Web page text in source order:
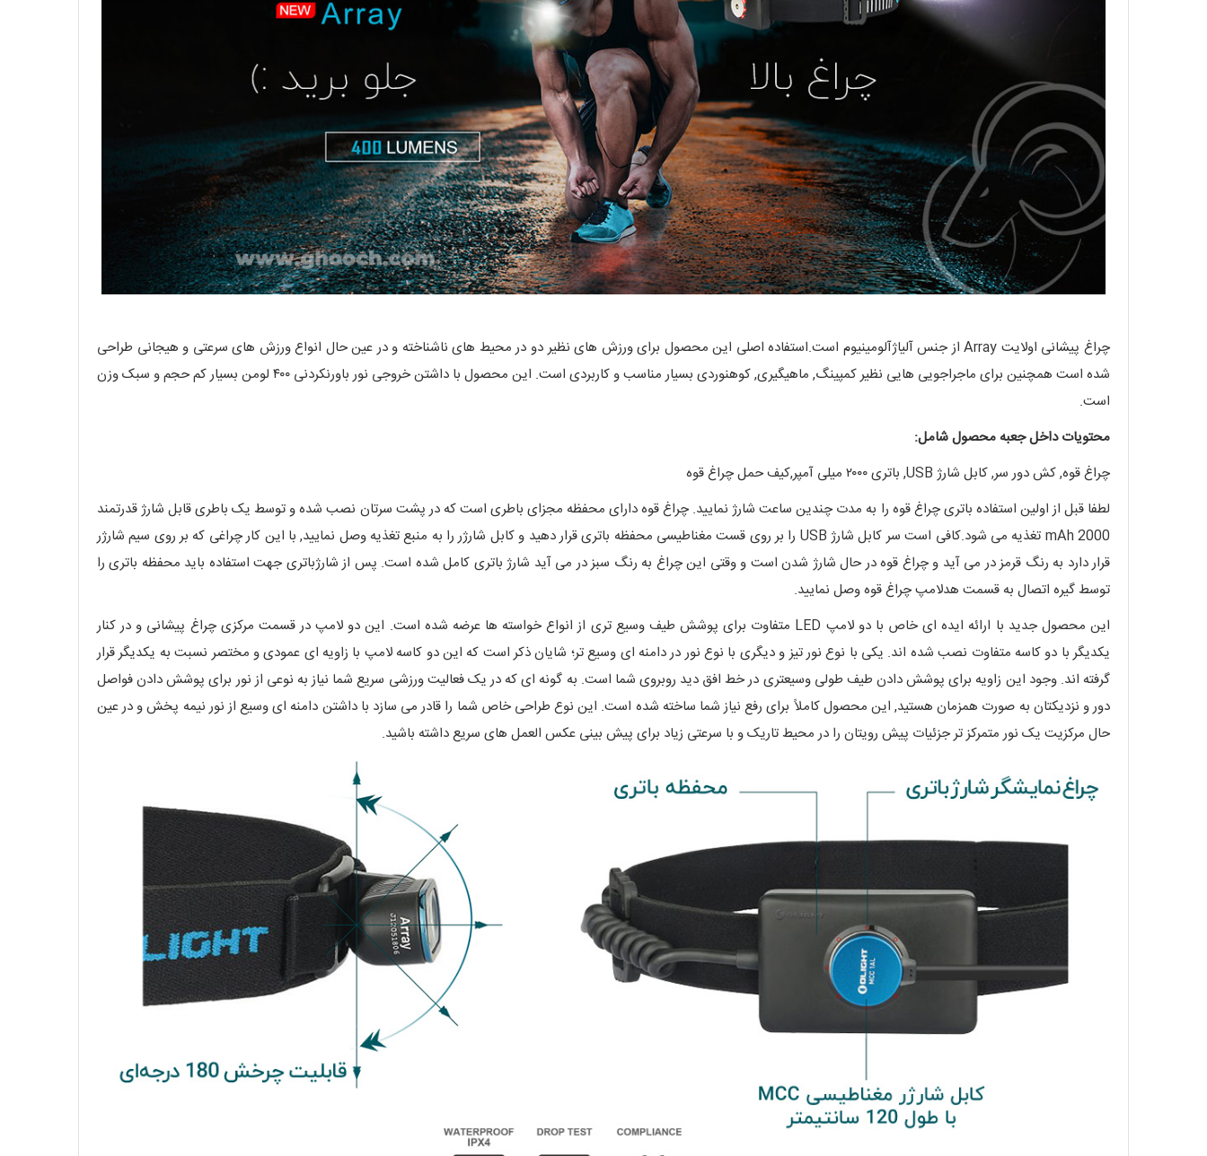
چراغ پیشانی اولایت Array از جنس آلیاژ‌آلومینیوم است.استفاده اصلی این محصول برای ورزش های نظیر دو در محیط های ناشناخته و در عین حال انواع ورزش های سرعتی و هیجانی طراحی
شده است همچنین برای ماجراجویی هایی نظیر کمپینگ, ماهیگیری, کوهنوردی بسیار مناسب و کاربردی است. این محصول با داشتن خروجی نور باورنکردنی ۴۰۰ لومن بسیار کم حجم و سبک وزن
است.
محتویات داخل جعبه محصول شامل:
چراغ قوه, کش دور سر, کابل شارژ USB, باتری ۲۰۰۰ میلی آمپر,کیف حمل چراغ قوه
لطفا قبل از اولین استفاده باتری چراغ قوه را به مدت چندین ساعت شارژ‌ نمایید. چراغ قوه دارای محفظه مجزای باطری است که در پشت سرتان نصب شده و توسط یک باطری قابل شارژ قدرتمند
2000 mAh تغذیه می شود.کافی است سر کابل شارژ USB را بر روی قست مغناطیسی محفظه باتری قرار دهید و کابل شارژ‌ر را به منبع تغذیه وصل نمایید, با این کار چراغی که بر روی سیم شارژر
قرار دارد به رنگ قرمز در می آید و چراغ قوه در حال شارژ شدن است و وقتی این چراغ به رنگ سبز در می آید شارژ‌ باتری کامل شده است. پس از شارژ‌باتری جهت استفاده باید محفظه باتری را
توسط گیره اتصال به قسمت هدلامپ چراغ قوه وصل نمایید.
این محصول جدید با ارائه ایده ای خاص با دو لامپ LED متفاوت برای پوشش طیف وسیع تری از انواع خواسته ها عرضه شده است. این دو لامپ در قسمت مرکزی چراغ پیشانی و در کنار
یکدیگر با دو کاسه متفاوت نصب شده اند. یکی با نوع نور تیز و دیگری با نوع نور در دامنه ای وسیع تر؛ شایان ذکر است که این دو کاسه لامپ با زاویه ای عمودی و مختصر نسبت به یکدیگر قرار
گرفته اند. وجود این زاویه برای پوشش دادن طیف طولی وسیعتری در خط افق دید روبروی شما است. به گونه ای که در یک فعالیت ورزشی سریع شما نیاز به نوعی از نور برای پوشش دادن فواصل
دور و نزدیکتان به صورت همزمان هستید, این محصول کاملاً برای رفع نیاز شما ساخته شده است. این نوع طراحی خاص شما را قادر می سازد با داشتن دامنه ای وسیع از نور نیمه پخش و در عین
حال مرکزیت یک نور متمرکز تر جزئیات پیش رویتان را در محیط تاریک و با سرعتی زیاد برای پیش بینی عکس العمل های سریع داشته باشید.